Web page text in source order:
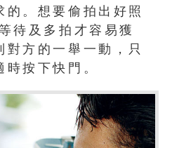
。想要偷拍出好照
待及多拍才容易獲
方的一舉一動，只
按下快門。